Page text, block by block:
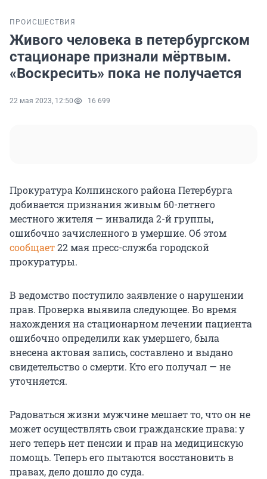
ПРОИСШЕСТВИЯ
Живого человека в петербургском
стационаре признали мёртвым.
«Воскресить» пока не получается
22 мая 2023, 12:50 16 699
Прокуратура Колпинского района Петербурга
добивается признания живым 60-летнего
местного жителя — инвалида 2-й группы,
ошибочно зачисленного в умершие. Об этом
сообщает22 мая пресс-служба городской
прокуратуры.
В ведомство поступило заявление о нарушении
прав. Проверка выявила следующее. Во время
нахождения на стационарном лечении пациента
ошибочно определили как умершего, была
внесена актовая запись, составлено и выдано
свидетельство о смерти. Кто его получал — не
уточняется.
Радоваться жизни мужчине мешает то, что он не
может осуществлять свои гражданские права: у
него теперь нет пенсии и прав на медицинскую
помощь. Теперь его пытаются восстановить в
правах, дело дошло до суда.